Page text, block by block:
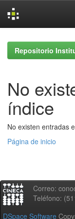
navigationRepositorio
No
índice
No existen entradas
Página de inicio
Correo:
Teléfono:
DSpace Software